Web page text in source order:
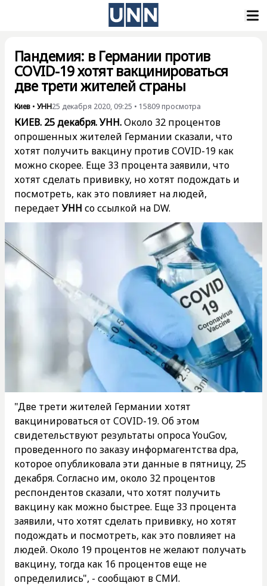
Пандемия: в Германии против
COVID-19 хотят вакцинироваться
две трети жителей страны
Киев • УНН25 декабря 2020, 09:25 • 15809 просмотра
КИЕВ. 25 декабря. УНН.Около 32 процентов
опрошенных жителей Германии сказали, что
хотят получить вакцину против COVID-19 как
можно скорее. Еще 33 процента заявили, что
хотят сделать прививку, но хотят подождать и
посмотреть, как это повлияет на людей,
передаетУНН со ссылкой на DW.
"Две трети жителей Германии хотят
вакцинироваться от COVID-19. Об этом
свидетельствуют результаты опроса YouGov,
проведенного по заказу информагентства dpa,
которое опубликовала эти данные в пятницу, 25
декабря. Согласно им, около 32 процентов
респондентов сказали, что хотят получить
вакцину как можно быстрее. Еще 33 процента
заявили, что хотят сделать прививку, но хотят
подождать и посмотреть, как это повлияет на
людей. Около 19 процентов не желают получать
вакцину, тогда как 16 процентов еще не
определились", - сообщают в СМИ.